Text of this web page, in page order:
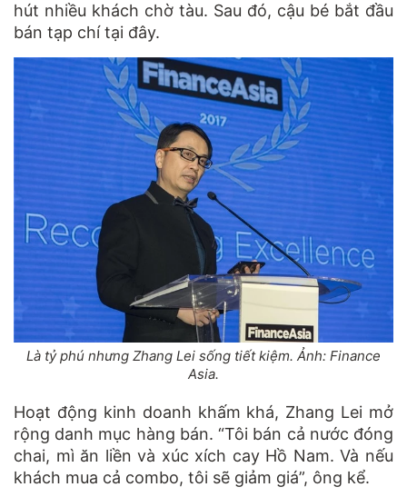
hút nhiều khách chờ tàu. Sau đó, cậu bé bắt đầu
bán tạp chí tại đây.
Là tỷ phú nhưng Zhang Lei sống tiết kiệm. Ảnh: Finance
Asia.
Hoạt động kinh doanh khấm khá, Zhang Lei mở
rộng danh mục hàng bán. “Tôi bán cả nước đóng
chai, mì ăn liền và xúc xích cay Hồ Nam. Và nếu
khách mua cả combo, tôi sẽ giảm giá”, ông kể.